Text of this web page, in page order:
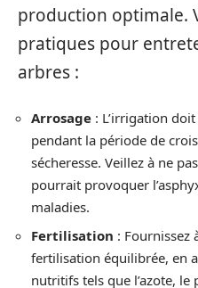
production optimale.
pratiques pour
arbres :
Arrosage : L’irrigation
pendant la période de
sécheresse. Veillez à ne
pourrait provoquer
maladies.
Fertilisation : Fournissez
fertilisation équilibrée, en
nutritifs tels que l’azote,